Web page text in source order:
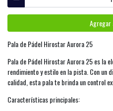
Agregar
Pala de Pádel Hirostar Aurora 25
Pala de Pádel Hirostar Aurora 25 es la
rendimiento y estilo en la pista. Con un
calidad, esta pala te brinda un control
Características principales: